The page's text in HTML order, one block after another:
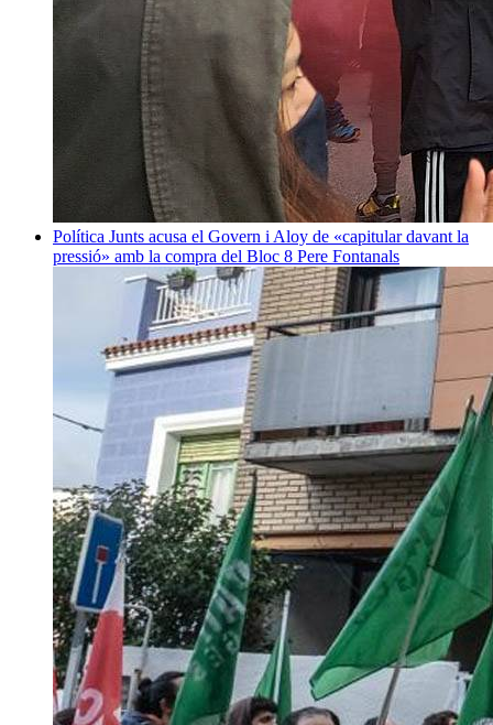
Política Junts acusa el Govern i Aloy de «capitular davant la
pressió» amb la compra del Bloc 8 Pere Fontanals